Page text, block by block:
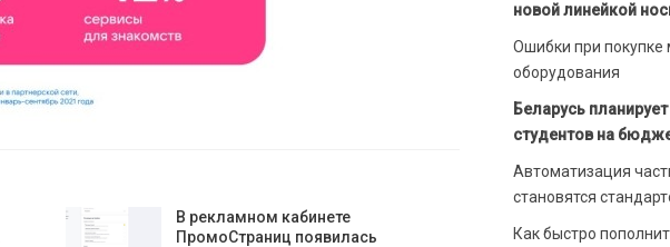
В рекламном кабинете
ПромоСтраниц появилась
новой линейкой
Ошибки при
оборудования
Беларусь
студентов на
Автоматизация
становятся
Как быстро